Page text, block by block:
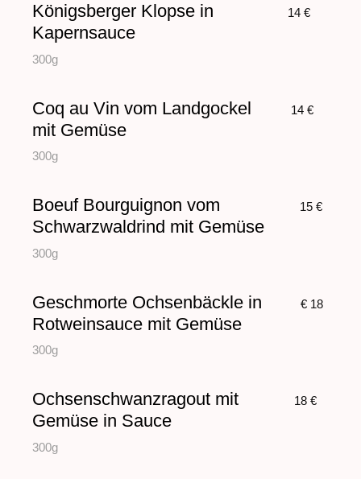
Königsberger Klopse in
Kapernsauce
14 €
300g
Coq au Vin vom Landgockel
mit Gemüse
14 €
300g
Boeuf Bourguignon vom
Schwarzwaldrind mit Gemüse
15 €
300g
Geschmorte Ochsenbäckle in
Rotweinsauce mit Gemüse
€ 18
300g
Ochsenschwanzragout mit
Gemüse in Sauce
18 €
300g